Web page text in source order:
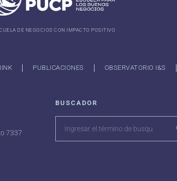
DE NEGOCIOS CON IMPACTO POSITIVO
PUBLICACIONES OBSERVATORIO I&S
7337
BUSCADOR